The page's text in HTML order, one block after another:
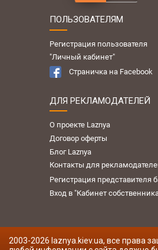
ПОЛЬЗОВАТЕЛЯМ
Регистрация пользователя
"Личный кабинет"
Страничка на Facebook
ДЛЯ РЕКЛАМОДАТЕЛЕЙ
О проекте Laznya
Договор оферты
Блог Laznya
Контакты для
Регистрация представителя
Вход в "Кабинет
2003-2026 laznya.kiev.ua, все права